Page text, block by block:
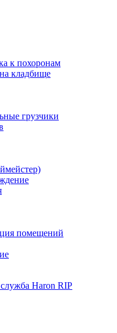
к похоронам
кладбище
грузчики
помещений
Haron RIP